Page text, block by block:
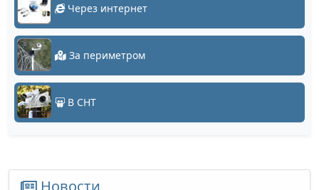
Через интернет
За периметром
В СНТ
Новости